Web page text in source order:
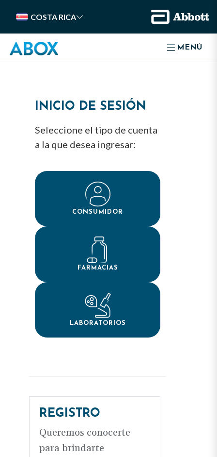
COSTA RICA
MENÚ
INICIO DE SESIÓN
Seleccione el tipo de cuenta
a la que desea ingresar:
CONSUMIDOR
FARMACIAS
LABORATORIOS
REGISTRO
Queremos conocerte
para brindarte